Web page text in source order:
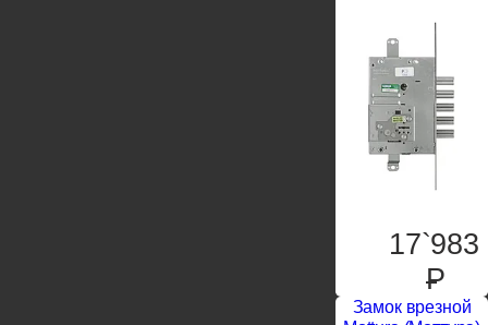
17`983
P
Замок врезной